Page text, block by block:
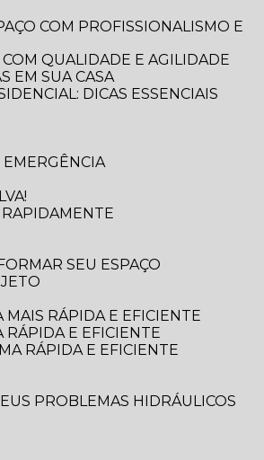
QUALIDADE E AGILIDADE
EM SUA CASA
DICAS ESSENCIAIS
EMERGÊNCIA
RAPIDAMENTE
SEU ESPAÇO
MAIS RÁPIDA E EFICIENTE
RÁPIDA E EFICIENTE
RÁPIDA E EFICIENTE
PROBLEMAS HIDRÁULICOS